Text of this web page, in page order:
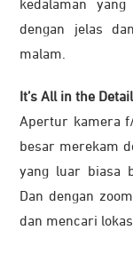
kedalaman
dengan jelas
malam.
It’s All in the
Apertur kamera
besar merekam
yang luar biasa
Dan dengan
dan mencari